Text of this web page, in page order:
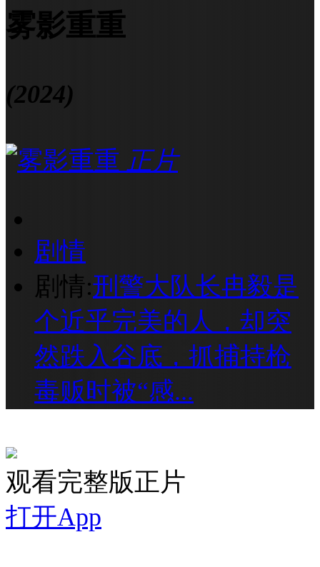
雾影重重
(2024)
正片
剧情
剧情:刑警大队长冉毅是
个近乎完美的人，却突
然跌入谷底，抓捕持枪
毒贩时被“感...
观看完整版正片
打开App